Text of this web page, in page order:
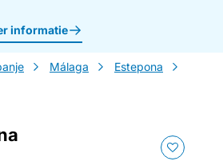
informatie
Málaga
Estepona